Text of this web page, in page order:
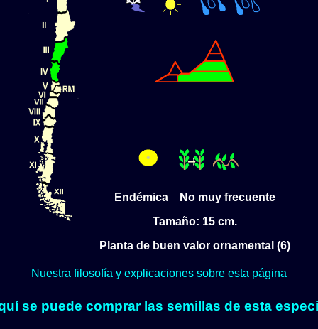
Endémica No muy frecuente
Tamaño: 15 cm.
Planta de buen valor ornamental (6)
Nuestra filosofía y explicaciones sobre esta página
se puede comprar las semillas de esta